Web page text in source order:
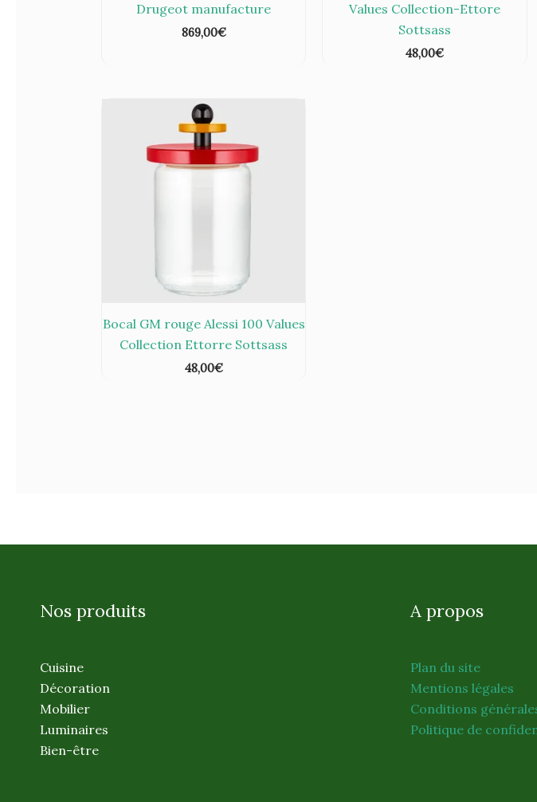
Drugeot manufacture
869,00€
Values Collection-Ettore
Sottsass
48,00€
Bocal GM rouge Alessi 100 Values
Collection Ettorre Sottsass
48,00€
Nos produits
Cuisine
Décoration
Mobilier
Luminaires
Bien-être
A propos
Plan du site
Mentions légales
Conditions
Politique de